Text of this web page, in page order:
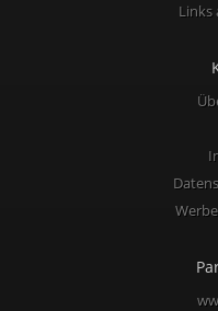
Links